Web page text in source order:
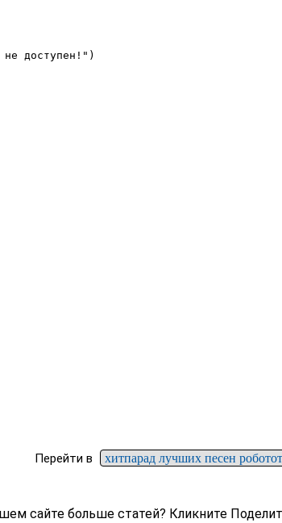
не доступен!")
Перейти в хитпарад лучших песен
сайте больше статей? Кликните